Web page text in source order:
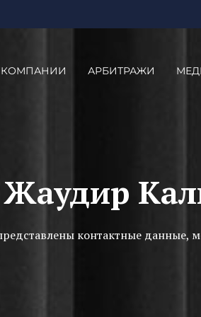
КОМПАНИИ АРБИТРАЖИ
контактные данные,